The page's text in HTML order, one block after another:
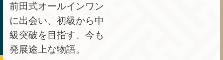
前田式オールインワン
に出会い、初級から中
級突破を目指す、今も
発展途上な物語。